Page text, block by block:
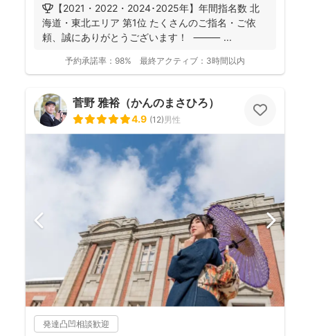
🏆【2021・2022・2024･2025年】年間指名数 北
海道・東北エリア 第1位 たくさんのご指名・ご依
頼、誠にありがとうございます！ ⸻ ...
予約承諾率： 98% 最終アクティブ： 3時間以内
菅野 雅裕（かんのまさひろ）
4.9 (12)男性
発達凸凹相談歓迎